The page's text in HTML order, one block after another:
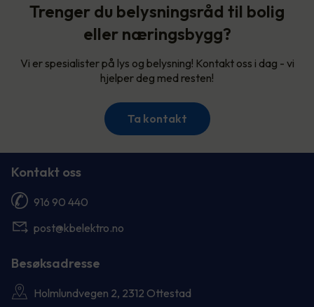
Trenger du belysningsråd til bolig
eller næringsbygg?
Vi er spesialister på lys og belysning! Kontakt oss i dag - vi
hjelper deg med resten!
Ta kontakt
Kontakt oss
916 90 440
post@kbelektro.no
Besøksadresse
Holmlundvegen 2, 2312 Ottestad